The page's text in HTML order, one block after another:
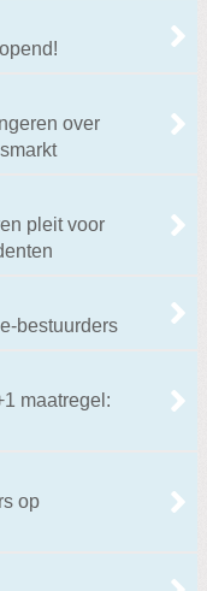
over
pleit voor
bestuurders
maatregel:
op